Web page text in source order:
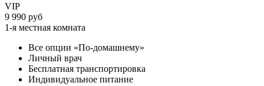
VIP
9 990 руб
1-я местная комната
Все опции «По-домашнему»
Личный врач
Бесплатная транспортировка
Индивидуальное питание